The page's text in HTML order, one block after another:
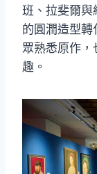
班、拉斐爾與
的圓潤造型
眾熟悉原作，
趣。